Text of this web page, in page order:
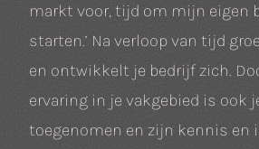
markt voor, tijd om mijn eigen
starten.’ Na verloop van tijd
en ontwikkelt je bedrijf zich.
ervaring in je vakgebied is ook
toegenomen en zijn kennis en